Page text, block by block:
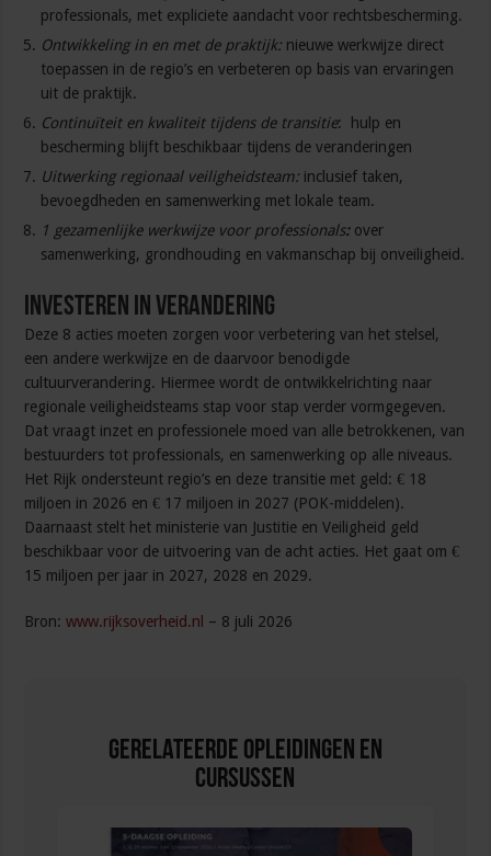
professionals, met expliciete aandacht voor rechtsbescherming.
Ontwikkeling in en met de praktijk: nieuwe werkwijze direct
toepassen in de regio’s en verbeteren op basis van ervaringen
uit de praktijk.
Continuïteit en kwaliteit tijdens de transitie: hulp en
bescherming blijft beschikbaar tijdens de veranderingen
Uitwerking regionaal veiligheidsteam: inclusief taken,
bevoegdheden en samenwerking met lokale team.
1 gezamenlijke werkwijze voor professionals:over
samenwerking, grondhouding en vakmanschap bij onveiligheid.
Investeren in verandering
Deze 8 acties moeten zorgen voor verbetering van het stelsel,
een andere werkwijze en de daarvoor benodigde
cultuurverandering. Hiermee wordt de ontwikkelrichting naar
regionale veiligheidsteams stap voor stap verder vormgegeven.
Dat vraagt inzet en professionele moed van alle betrokkenen, van
bestuurders tot professionals, en samenwerking op alle niveaus.
Het Rijk ondersteunt regio’s en deze transitie met geld: € 18
miljoen in 2026 en € 17 miljoen in 2027 (POK-middelen).
Daarnaast stelt het ministerie van Justitie en Veiligheid geld
beschikbaar voor de uitvoering van de acht acties. Het gaat om €
15 miljoen per jaar in 2027, 2028 en 2029.
Bron:www.rijksoverheid.nl – 8 juli 2026
Gerelateerde Opleidingen en
Cursussen